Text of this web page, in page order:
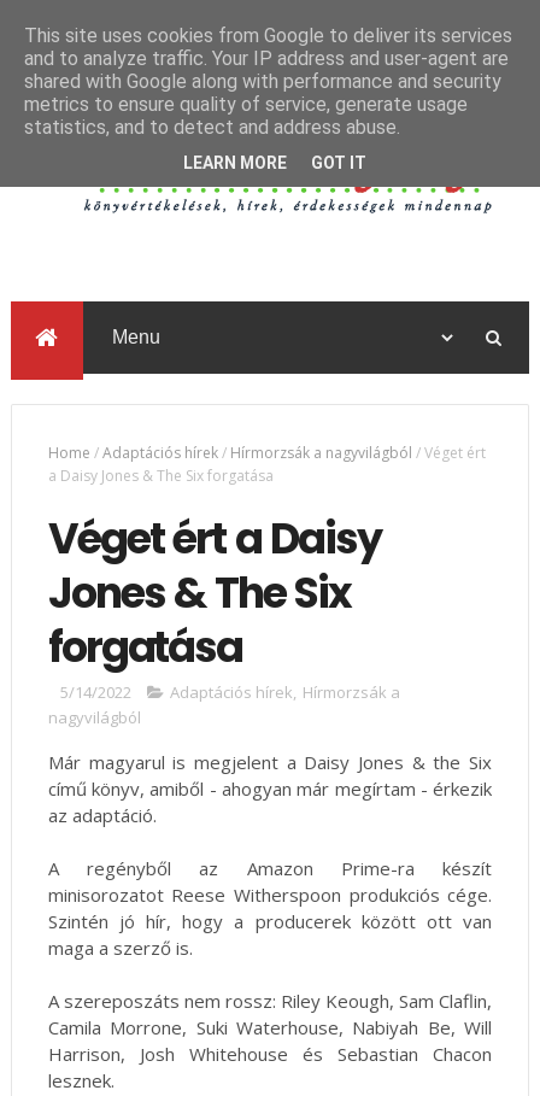
Home /Adaptációs hírek/ Hírmorzsák a nagyvilágból /Véget ért
a Daisy Jones & The Six forgatása
Véget ért a Daisy
Jones & The Six
forgatása
5/14/2022 Adaptációs hírek, Hírmorzsák a
nagyvilágból
Már magyarul is megjelent a Daisy Jones & the Six
című könyv, amiből - ahogyan már megírtam - érkezik
az adaptáció.
A regényből az Amazon Prime-ra készít
minisorozatot Reese Witherspoon produkciós cége.
Szintén jó hír, hogy a producerek között ott van
maga a szerző is.
A szereposzáts nem rossz: Riley Keough, Sam Claflin,
Camila Morrone, Suki Waterhouse, Nabiyah Be, Will
Harrison, Josh Whitehouse és Sebastian Chacon
lesznek.
This site uses cookies from Google to deliver its services
and to analyze traffic. Your IP address and user-agent are
shared with Google along with performance and security
metrics to ensure quality of service, generate usage
statistics, and to detect and address abuse.
LEARN MORE GOT IT